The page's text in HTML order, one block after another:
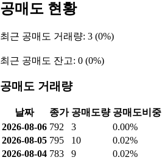
공매도 현황
최근 공매도 거래량: 3 (0%)
최근 공매도 잔고: 0 (0%)
공매도 거래량
날짜 종가 공매도량 공매도비중
2026-08-06 792 3
0.00%
2026-08-05 795 10
0.02%
2026-08-04 783 9
0.02%